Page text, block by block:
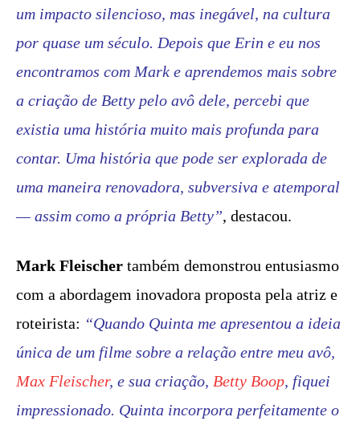
um impacto silencioso, mas inegável, na cultura
por quase um século. Depois que Erin e eu nos
encontramos com Mark e aprendemos mais sobre
a criação de Betty pelo avô dele, percebi que
existia uma história muito mais profunda para
contar. Uma história que pode ser explorada de
uma maneira renovadora, subversiva e atemporal
— assim como a própria Betty”, destacou.
Mark Fleischer também demonstrou entusiasmo
com a abordagem inovadora proposta pela atriz e
roteirista: “Quando Quinta me apresentou a ideia
única de um filme sobre a relação entre meu avô,
Max Fleischer, e sua criação, Betty Boop, fiquei
impressionado. Quinta incorpora perfeitamente o